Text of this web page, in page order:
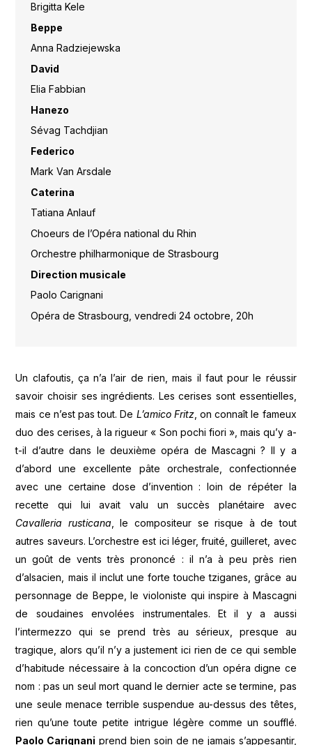
Brigitta Kele
Beppe
Anna Radziejewska
David
Elia Fabbian
Hanezo
Sévag Tachdjian
Federico
Mark Van Arsdale
Caterina
Tatiana Anlauf
Choeurs de l’Opéra national du Rhin
Orchestre philharmonique de Strasbourg
Direction musicale
Paolo Carignani
Opéra de Strasbourg, vendredi 24 octobre, 20h
Un clafoutis, ça n’a l’air de rien, mais il faut pour le réussir
savoir choisir ses ingrédients. Les cerises sont essentielles,
mais ce n’est pas tout. De L’amico Fritz, on connaît le fameux
duo des cerises, à la rigueur « Son pochi fiori », mais qu’y a-
t-il d’autre dans le deuxième opéra de Mascagni ? Il y a
d’abord une excellente pâte orchestrale, confectionnée
avec une certaine dose d’invention : loin de répéter la
recette qui lui avait valu un succès planétaire avec
Cavalleria rusticana, le compositeur se risque à de tout
autres saveurs. L’orchestre est ici léger, fruité, guilleret, avec
un goût de vents très prononcé : il n’a à peu près rien
d’alsacien, mais il inclut une forte touche tziganes, grâce au
personnage de Beppe, le violoniste qui inspire à Mascagni
de soudaines envolées instrumentales. Et il y a aussi
l’intermezzo qui se prend très au sérieux, presque au
tragique, alors qu’il n’y a justement ici rien de ce qui semble
d’habitude nécessaire à la concoction d’un opéra digne ce
nom : pas un seul mort quand le dernier acte se termine, pas
une seule menace terrible suspendue au-dessus des têtes,
rien qu’une toute petite intrigue légère comme un soufflé.
Paolo Carignani prend bien soin de ne jamais s’appesantir,